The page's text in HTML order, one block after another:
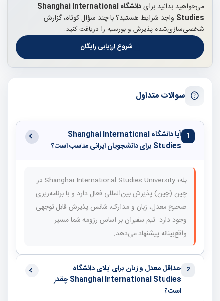
می‌خواهید بدانید برای
دانشگاه Shanghai International
Studies واجد شرایط هستید؟ با چند سؤال کوتاه، گزارش
شخصی‌سازی‌شده پذیرش و بورسیه را دریافت کنید.
شروع ارزیابی رایگان
سوالات متداول
1
آیا دانشگاه Shanghai International
Studies برای دانشجویان ایرانی مناسب است؟
بله؛ Shanghai International Studies University در
چین (چین) پذیرش بین‌المللی فعال دارد و با برنامه‌ریزی
صحیح معدل، زبان و مدارک، شانس پذیرش قابل توجهی
وجود دارد. تیم سفیران بر اساس رزومه شما مسیر
واقع‌بینانه پیشنهاد می‌دهد.
2 حداقل معدل و زبان برای اپلای دانشگاه
Shanghai International Studies چقدر
است؟